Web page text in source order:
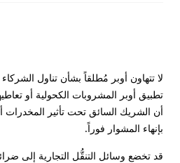
لا تتهاون أوبر مُطلقاً بشأن تناول
تطبيق أوبر المشروبات الكحولية أو
أن الشريك السائق تحت تأثير المخدرات
بإنهاء المشوار فوراً.
قد تخضع وسائل التنقُّل التجارية إلى